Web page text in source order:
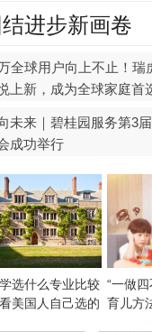
进步新画卷
全球用户向上不止！瑞
上新，成为全球家庭首
未来｜碧桂园服务第3
成功举行
选什么专业比较
美国人自己选的
“一做
育儿方